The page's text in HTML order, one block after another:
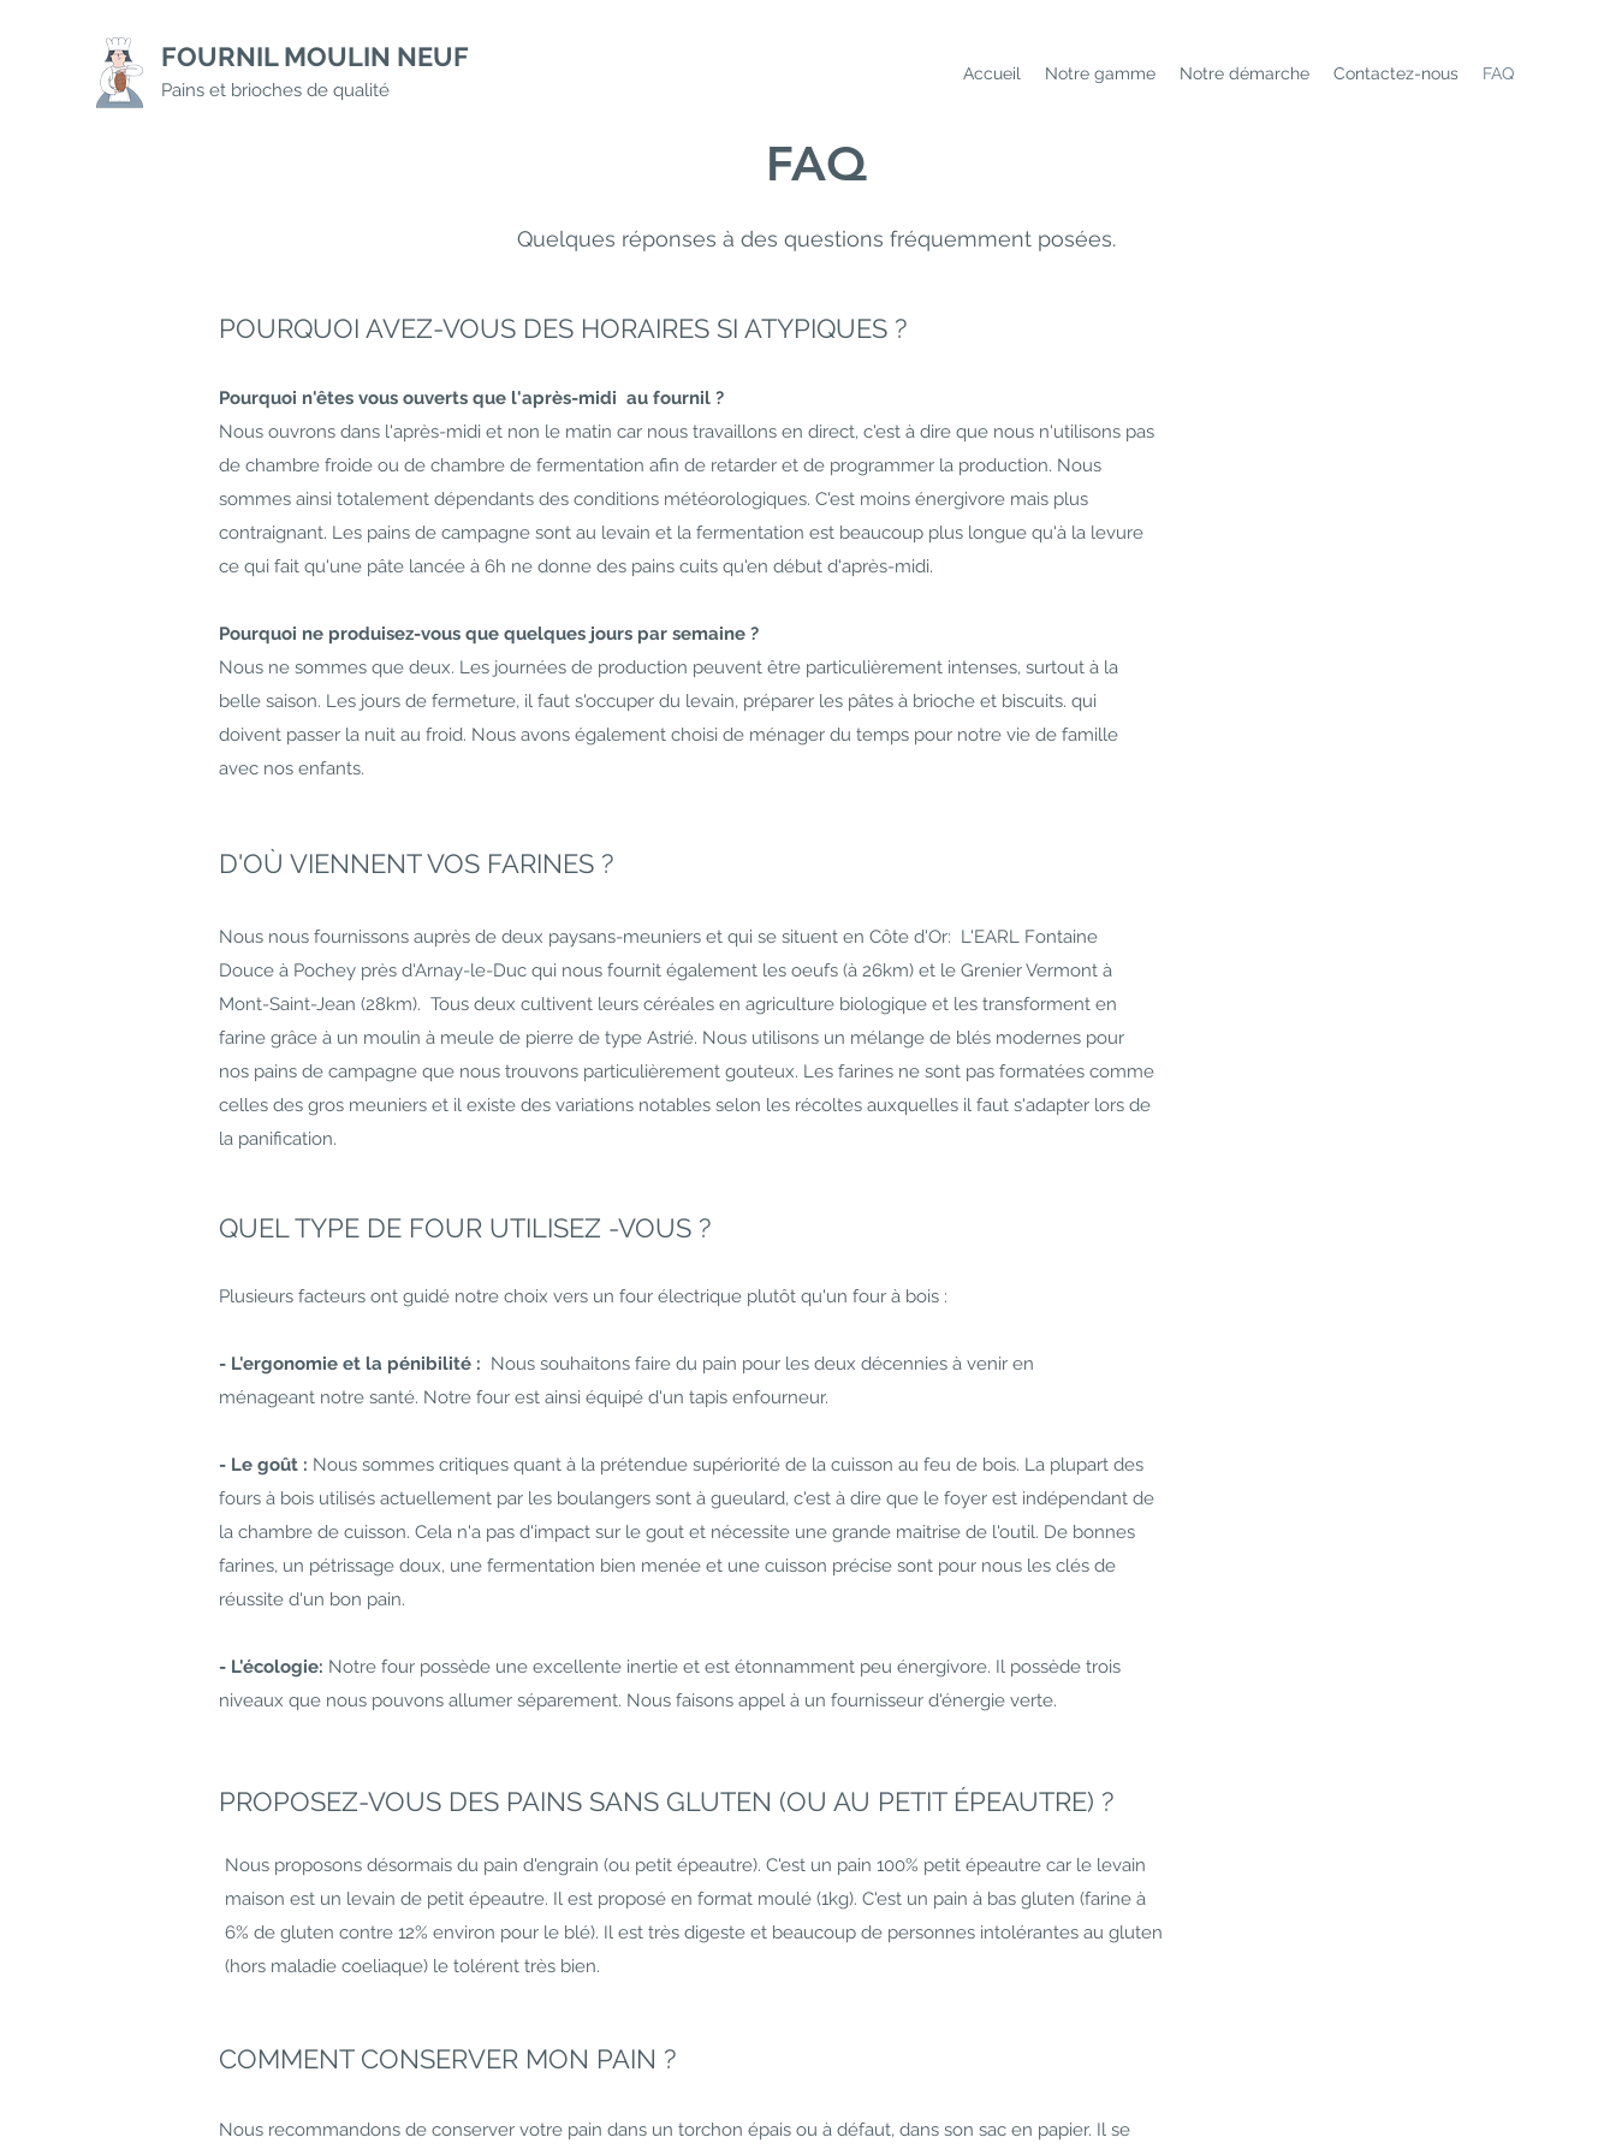
FOURNIL MOULIN NEUF
Pains et brioches de qualité
Accueil Notre gamme Notre démarche Contactez-nous FAQ
FAQ
Quelques réponses à des questions fréquemment posées.
POURQUOI AVEZ-VOUS DES HORAIRES SI ATYPIQUES ?
Pourquoi n'êtes vous ouverts que l'après-midi au fournil ?
Nous ouvrons dans l'après-midi et non le matin car nous travaillons en direct, c'est à dire que nous n'utilisons pas
de chambre froide ou de chambre de fermentation afin de retarder et de programmer la production. Nous
sommes ainsi totalement dépendants des conditions météorologiques. C'est moins énergivore mais plus
contraignant. Les pains de campagne sont au levain et la fermentation est beaucoup plus longue qu'à la levure
ce qui fait qu'une pâte lancée à 6h ne donne des pains cuits qu'en début d'après-midi.
Pourquoi ne produisez-vous que quelques jours par semaine ?
Nous ne sommes que deux. Les journées de production peuvent être particulièrement intenses, surtout à la
belle saison. Les jours de fermeture, il faut s'occuper du levain, préparer les pâtes à brioche et biscuits. qui
doivent passer la nuit au froid. Nous avons également choisi de ménager du temps pour notre vie de famille
avec nos enfants.
D'OÙ VIENNENT VOS FARINES ?
Nous nous fournissons auprès de deux paysans-meuniers et qui se situent en Côte d'Or: L'EARL Fontaine
Douce à Pochey près d'Arnay-le-Duc qui nous fournit également les oeufs (à 26km) et le Grenier Vermont à
Mont-Saint-Jean (28km). Tous deux cultivent leurs céréales en agriculture biologique et les transforment en
farine grâce à un moulin à meule de pierre de type Astrié. Nous utilisons un mélange de blés modernes pour
nos pains de campagne que nous trouvons particulièrement gouteux. Les farines ne sont pas formatées comme
celles des gros meuniers et il existe des variations notables selon les récoltes auxquelles il faut s'adapter lors de
la panification.
QUEL TYPE DE FOUR UTILISEZ -VOUS ?
Plusieurs facteurs ont guidé notre choix vers un four électrique plutôt qu'un four à bois :
- L'ergonomie et la pénibilité : Nous souhaitons faire du pain pour les deux décennies à venir en
ménageant notre santé. Notre four est ainsi équipé d'un tapis enfourneur.
- Le goût : Nous sommes critiques quant à la prétendue supériorité de la cuisson au feu de bois. La plupart des
fours à bois utilisés actuellement par les boulangers sont à gueulard, c'est à dire que le foyer est indépendant de
la chambre de cuisson. Cela n'a pas d'impact sur le gout et nécessite une grande maitrise de l'outil. De bonnes
farines, un pétrissage doux, une fermentation bien menée et une cuisson précise sont pour nous les clés de
réussite d'un bon pain.
- L'écologie: Notre four possède une excellente inertie et est étonnamment peu énergivore. Il possède trois
niveaux que nous pouvons allumer séparement. Nous faisons appel à un fournisseur d'énergie verte.
PROPOSEZ-VOUS DES PAINS SANS GLUTEN (OU AU PETIT ÉPEAUTRE) ?
Nous proposons désormais du pain d'engrain (ou petit épeautre). C'est un pain 100% petit épeautre car le levain
maison est un levain de petit épeautre. Il est proposé en format moulé (1kg). C'est un pain à bas gluten (farine à
6% de gluten contre 12% environ pour le blé). Il est très digeste et beaucoup de personnes intolérantes au gluten
(hors maladie coeliaque) le tolérent très bien.
COMMENT CONSERVER MON PAIN ?
Nous recommandons de conserver votre pain dans un torchon épais ou à défaut, dans son sac en papier. Il se